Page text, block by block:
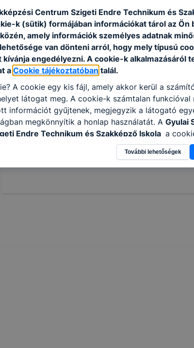
számítógépet kezel, üzemeltet;
fejlesztéshez szükséges szoftvereket
weboldalakat tervez és kódol;
webes kliens és szerveroldali
asztali alkalmazást (szoftvert) tervez és
szoftvereket tesztel;
adatbázisokat tervez és kezel;
csoportmunkát és együttműködést
erőforrást és időszükségletet határoz
Centrum Szigeti Endre Technikum és
k (sütik) formájában információkat tárol az Ön
amely információk személyes adatnak
van dönteni arról, hogy mely típusú
kívánja engedélyezni. A cookie-k alkalmazásáról
a Cookie tájékoztatóban talál.
A cookie egy kis fájl, amely akkor kerül a
látogat meg. A cookie-k számtalan funkcióval
információt gyűjtenek, megjegyzik a látogató
megkönnyítik a honlap használatát. A Gyulai
Endre Technikum és Szakképző Iskola a
használja: információ gyűjtése azzal
a honlapot -annak felmérésével, hogy a honlap
használja leginkább, így megtudhatjuk, hogyan
További lehetőségek